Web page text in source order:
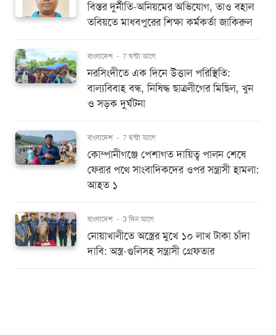
বিস্তর দুর্নীতি-অনিয়মের অভিযোগ, তাও বহাল
তবিয়তে মাধবপুরের শিক্ষা কর্মকর্তা জাকিরুল
বাংলাদেশ - 7 ঘন্টা আগে
নরসিংদীতে এক দিনে উত্তাল পরিস্থিতি:
বাল্যবিবাহ বন্ধ, নিষিদ্ধ ছাত্রলীগের মিছিল, খুন
ও সড়ক দুর্ঘটনা
বাংলাদেশ - 7 ঘন্টা আগে
কোম্পানীগঞ্জে পেশাগত দায়িত্ব পালন শেষে
ফেরার পথে সাংবাদিকদের ওপর সন্ত্রাসী হামলা:
আহত ১
বাংলাদেশ - 3 দিন আগে
নোয়াখালীতে অস্ত্রের মুখে ১০ লাখ টাকা চাঁদা
দাবি: অস্ত্র-গুলিসহ সন্ত্রাসী গ্রেফতার